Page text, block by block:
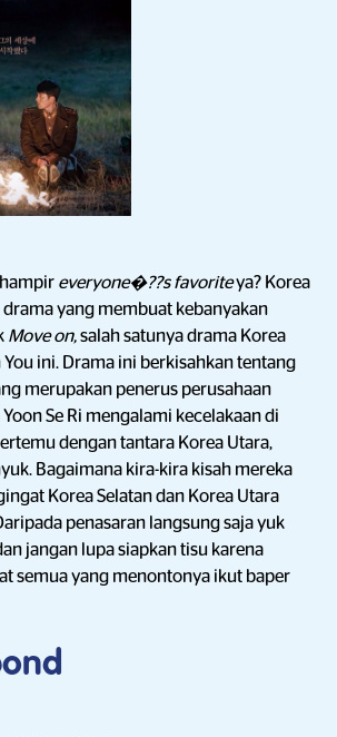
everyone�??s favoriteya? Korea
yang membuat kebanyakan
Move on,salah satunya drama Korea
ini. Drama ini berkisahkan tentang
merupakan penerus perusahaan
Se Ri mengalami kecelakaan di
dengan tantara Korea Utara,
Bagaimana kira-kira kisah mereka
Korea Selatan dan Korea Utara
penasaran langsung saja yuk
jangan lupa siapkan tisu karena
semua yang menontonya ikut baper